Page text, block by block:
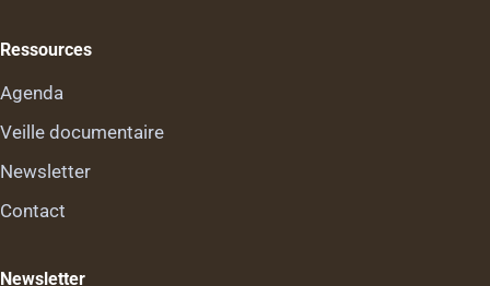
Ressources
Agenda
Veille documentaire
Newsletter
Contact
Newsletter